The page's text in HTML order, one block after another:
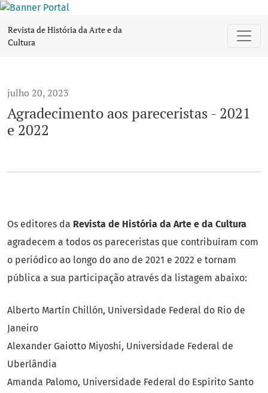
Revista de História da Arte e da
Cultura
julho 20, 2023
Agradecimento aos pareceristas - 2021
e 2022
Os editores da Revista de História da Arte e da Cultura
agradecem a todos os pareceristas que contribuíram com
o periódico ao longo do ano de 2021 e 2022 e tornam
pública a sua participação através da listagem abaixo:
Alberto Martín Chillón, Universidade Federal do Rio de
Janeiro
Alexander Gaiotto Miyoshi, Universidade Federal de
Uberlândia
Amanda Palomo, Universidade Federal do Espírito Santo